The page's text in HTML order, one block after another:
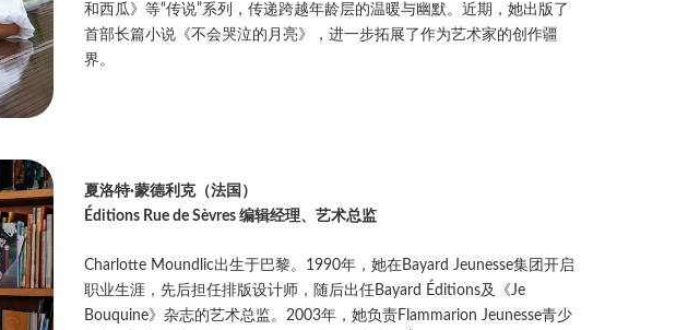
和西瓜》等“传说”系列，传递跨越年龄层的温暖与幽默。近期，她出版了
首部长篇小说《不会哭泣的月亮》，进一步拓展了作为艺术家的创作疆
界。
夏洛特·蒙德利克（法国）
Éditions Rue de Sèvres 编辑经理、艺术总监
Charlotte Moundlic出生于巴黎。1990年，她在Bayard Jeunesse集团开启
职业生涯，先后担任排版设计师，随后出任Bayard Éditions及《Je
Bouquine》杂志的艺术总监。2003年，她负责Flammarion Jeunesse青少